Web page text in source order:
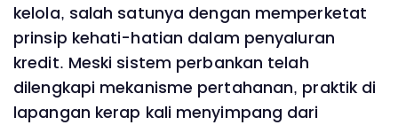
kelola, salah satunya dengan memperketat
prinsip kehati-hatian dalam penyaluran
kredit. Meski sistem perbankan telah
dilengkapi mekanisme pertahanan, praktik di
lapangan kerap kali menyimpang dari